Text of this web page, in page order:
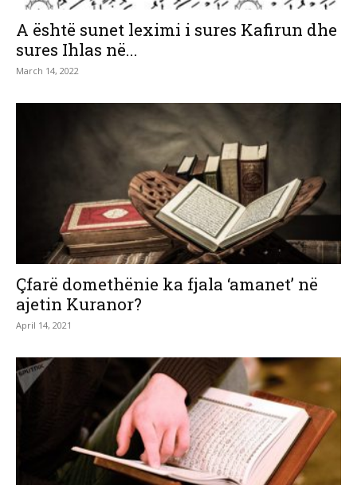
A është sunet leximi i sures Kafirun dhe
sures Ihlas në...
March 14, 2022
Çfarë domethënie ka fjala ‘amanet’ në
ajetin Kuranor?
April 14, 2021